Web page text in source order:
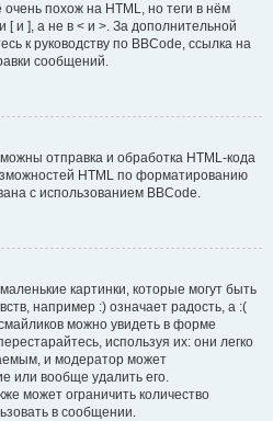
похож на HTML, но теги в нём
[ и ], а не в < и >. За дополнительной
к руководству по BBCode, ссылка на
сообщений.
отправка и обработка HTML-кода
HTML по форматированию
с использованием BBCode.
картинки, которые могут быть
например :) означает радость, а :(
можно увидеть в форме
используя их: они легко
и модератор может
или вообще удалить его.
может ограничить количество
в сообщении.